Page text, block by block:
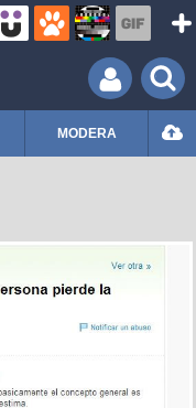
MODERA